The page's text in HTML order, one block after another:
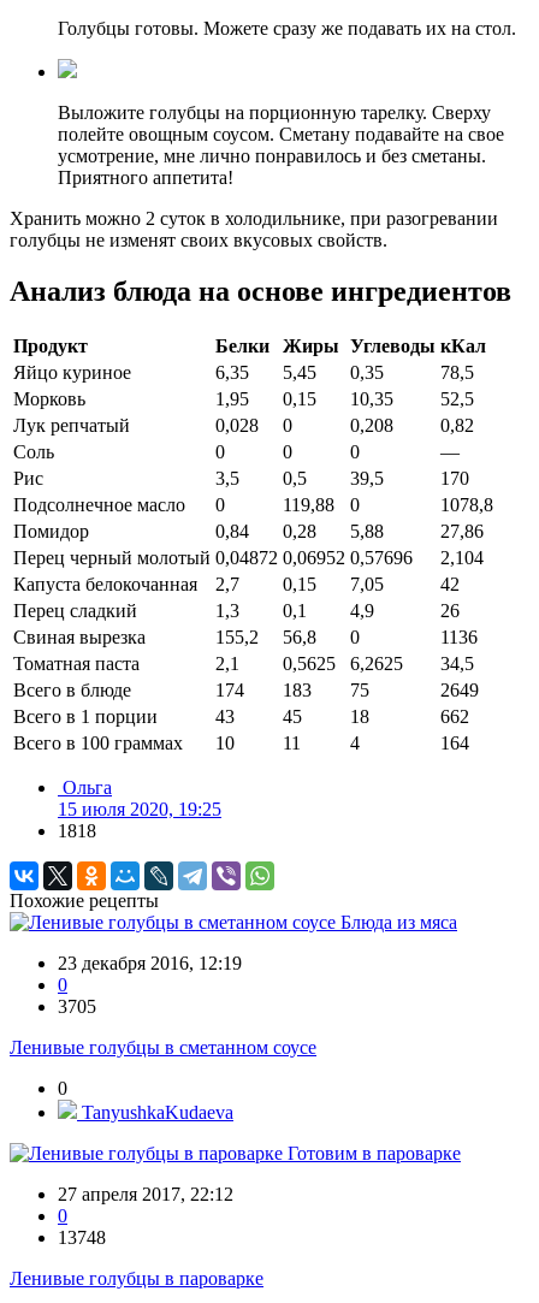
Голубцы готовы. Можете сразу же подавать их на стол.
Выложите голубцы на порционную тарелку. Сверху
полейте овощным соусом. Сметану подавайте на свое
усмотрение, мне лично понравилось и без сметаны.
Приятного аппетита!
Хранить можно 2 суток в холодильнике, при разогревании
голубцы не изменят своих вкусовых свойств.
Анализ блюда на основе ингредиентов
Продукт Белки Жиры Углеводы кКал
Яйцо куриное
6,35 5,45 0,35
78,5
Морковь
1,95 0,15 10,35
52,5
Лук репчатый
0,028 0 0,208
0,82
Соль
0 0 0
—
Рис
3,5 0,5 39,5
170
Подсолнечное масло
0 119,88 0
1078,8
Помидор
0,84 0,28 5,88
27,86
Перец черный молотый 0,04872 0,06952 0,57696
2,104
Капуста белокочанная
2,7 0,15 7,05
42
Перец сладкий
1,3 0,1 4,9
26
Свиная вырезка
155,2 56,8 0
1136
Томатная паста
2,1 0,5625 6,2625
34,5
Всего в блюде
174 183 75
2649
Всего в 1 порции
43 45 18
662
Всего в 100 граммах
10 11 4 164
Ольга
15 июля 2020, 19:25
1818
Похожие рецепты
Блюда из мяса
23 декабря 2016, 12:19
0
3705
Ленивые голубцы в сметанном соусе
0
TanyushkaKudaeva
Готовим в пароварке
27 апреля 2017, 22:12
0
13748
Ленивые голубцы в пароварке